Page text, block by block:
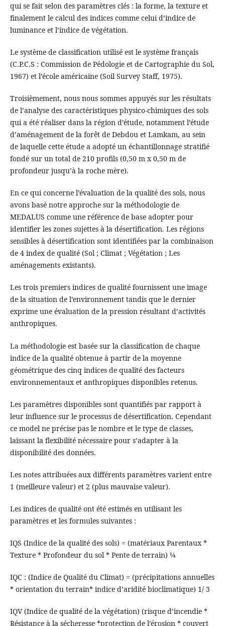
qui se fait selon des paramètres clés : la forme, la texture et
finalement le calcul des indices comme celui d’indice de
luminance et l’indice de végétation.
Le système de classification utilisé est le système français
(C.P.C.S : Commission de Pédologie et de Cartographie du Sol,
1967) et l’école américaine (Soil Survey Staff, 1975).
Troisièmement, nous nous sommes appuyés sur les résultats
de l’analyse des caractéristiques physico-chimiques des sols
qui a été réaliser dans la région d’étude, notamment l’étude
d’aménagement de la forêt de Debdou et Lamkam, au sein
de laquelle cette étude a adopté un échantillonnage stratifié
fondé sur un total de 210 profils (0,50 m x 0,50 m de
profondeur jusqu’à la roche mère).
En ce qui concerne l’évaluation de la qualité des sols, nous
avons basé notre approche sur la méthodologie de
MEDALUS comme une référence de base adopter pour
identifier les zones sujettes à la désertification. Les régions
sensibles à désertification sont identifiées par la combinaison
de 4 index de qualité (Sol ; Climat ; Végétation ; Les
aménagements existants).
Les trois premiers indices de qualité fournissent une image
de la situation de l’environnement tandis que le dernier
exprime une évaluation de la pression résultant d’activités
anthropiques.
La méthodologie est basée sur la classification de chaque
indice de la qualité obtenue à partir de la moyenne
géométrique des cinq indices de qualité des facteurs
environnementaux et anthropiques disponibles retenus.
Les paramètres disponibles sont quantifiés par rapport à
leur influence sur le processus de désertification. Cependant
ce model ne précise pas le nombre et le type de classes,
laissant la flexibilité nécessaire pour s’adapter à la
disponibilité des données.
Les notes attribuées aux différents paramètres varient entre
1 (meilleure valeur) et 2 (plus mauvaise valeur).
Les indices de qualité ont été estimés en utilisant les
paramètres et les formules suivantes :
IQS (Indice de la qualité des sols) = (matériaux Parentaux *
Texture * Profondeur du sol * Pente de terrain) ¼
IQC : (Indice de Qualité du Climat) = (précipitations annuelles
* orientation du terrain* indice d’aridité bioclimatique) 1/ 3
IQV (Indice de qualité de la végétation) (risque d’incendie *
Résistance à la sécheresse *protection de l’érosion * couvert